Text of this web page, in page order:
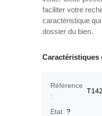
faciliter votre
caractéristique
dossier du bien.
Caractéristiques
Référence
:
Etat ?